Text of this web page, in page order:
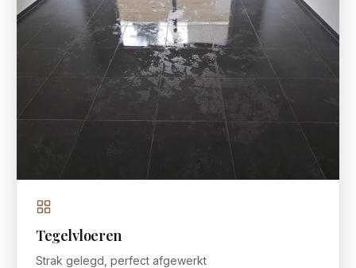
Tegelvloeren
Strak gelegd, perfect afgewerkt